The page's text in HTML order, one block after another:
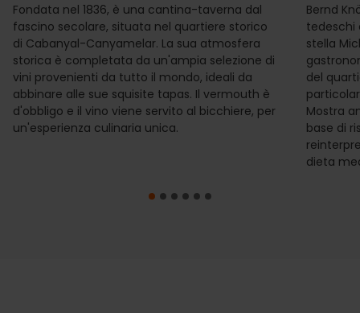
Fondata nel 1836, è una cantina-taverna dal
fascino secolare, situata nel quartiere storico
di Cabanyal-Canyamelar. La sua atmosfera
storica è completata da un'ampia selezione di
vini provenienti da tutto il mondo, ideali da
abbinare alle sue squisite tapas. Il vermouth è
d'obbligo e il vino viene servito al bicchiere, per
un'esperienza culinaria unica.
Bernd
tedeschi
stella
del
Mostra
base di
dieta